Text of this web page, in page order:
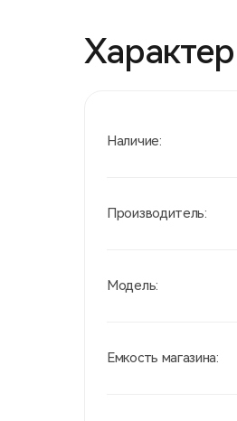
Наличие:
Производитель:
Модель:
Емкость магазина: